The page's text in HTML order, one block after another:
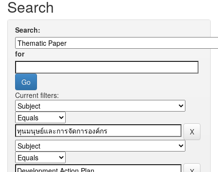
Search
Search:
for
Current filters: